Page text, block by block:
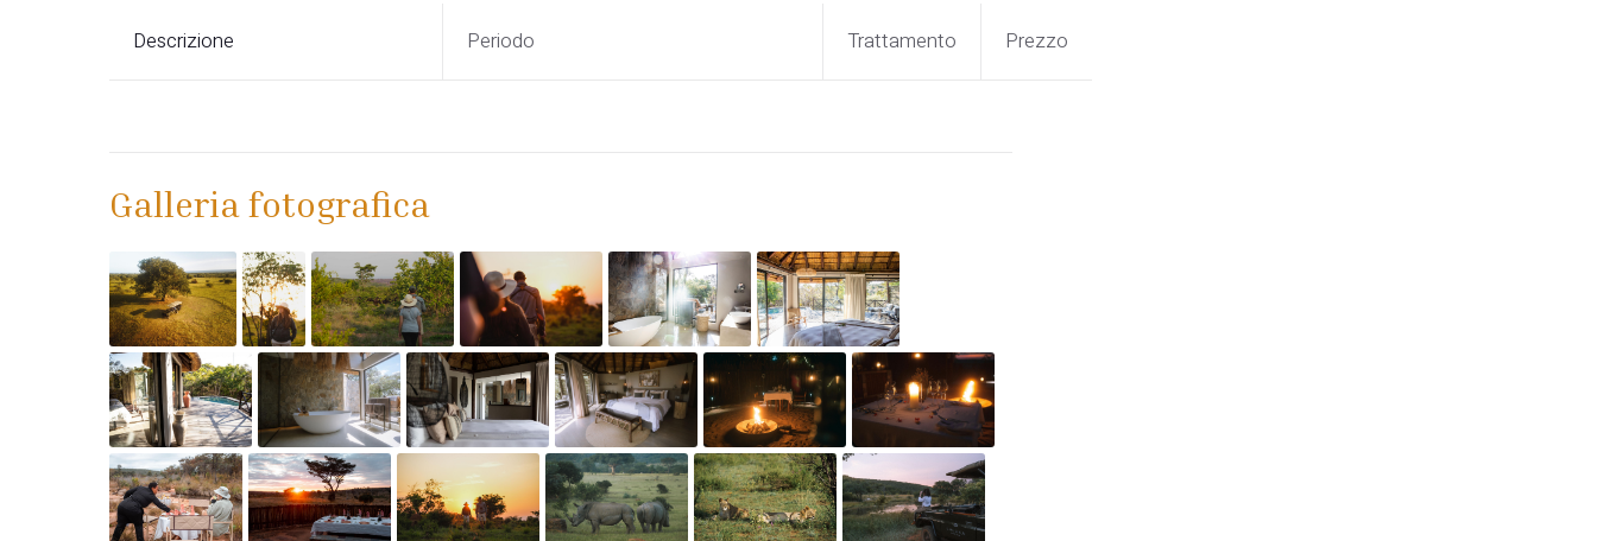
Descrizione Periodo Trattamento Prezzo
Galleria fotografica